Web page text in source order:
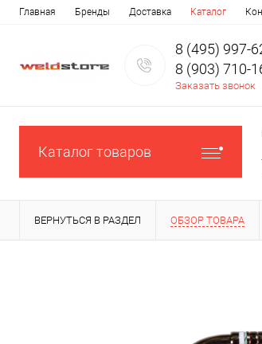
Главная Бренды Доставка Каталог
8 (495) 997-
8 (903) 710-
Заказать звонок
Каталог товаров
ВЕРНУТЬСЯ В РАЗДЕЛ ОБЗОР ТОВАРА